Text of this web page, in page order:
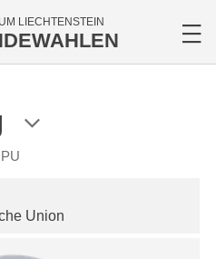
LIECHTENSTEIN
PU
Union